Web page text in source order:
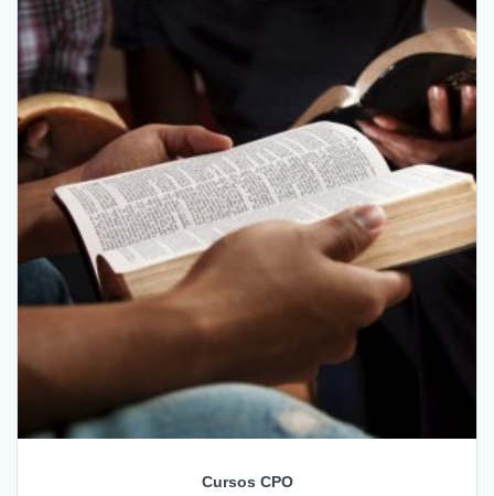
Cursos CPO